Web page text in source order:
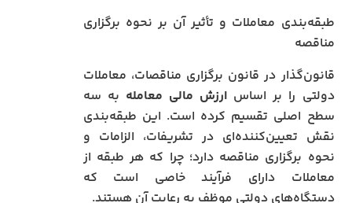
طبقه‌بندی معاملات و تأثیر آن بر نحوه برگزاری
مناقصه
قانون‌گذار در قانون برگزاری مناقصات، معاملات
دولتی را بر اساس ارزش مالی معامله به سه
سطح اصلی تقسیم کرده است. این طبقه‌بندی
نقش تعیین‌کننده‌ای در تشریفات، الزامات و
نحوه برگزاری مناقصه دارد؛ چرا که هر طبقه از
معاملات دارای فرآیند خاصی است که
دستگاه‌های دولتی موظف به رعایت آن هستند.